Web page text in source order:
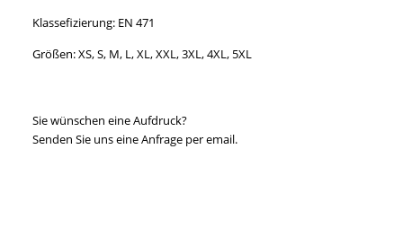
Klassefizierung: EN 471
Größen: XS, S, M, L, XL, XXL, 3XL, 4XL, 5XL
Sie wünschen eine Aufdruck?
Senden Sie uns eine Anfrage per email.